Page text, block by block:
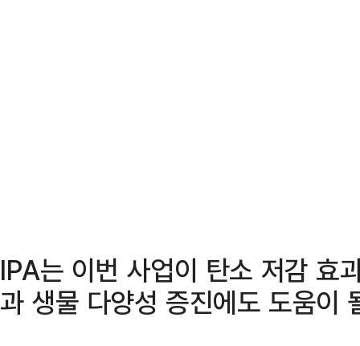
IPA는 이번 사업이 탄소 저감 효
과 생물 다양성 증진에도 도움이